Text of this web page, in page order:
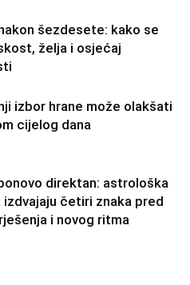
šezdesete: kako se
želja i osjećaj
izbor hrane može olakšati
cijelog dana
direktan: astrološka
izdvajaju četiri znaka pred
i novog ritma